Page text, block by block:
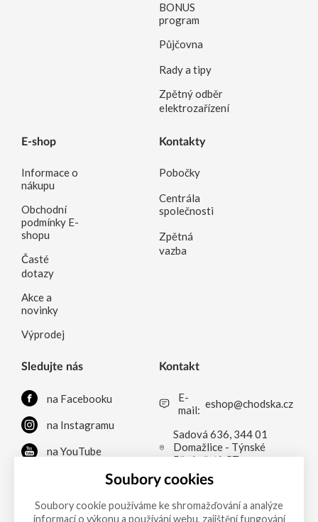
BONUS
program
Půjčovna
Rady a tipy
Zpětný odběr
elektrozařízení
E-shop
Informace o
nákupu
Obchodní
podmínky E-
shopu
Časté
dotazy
Akce a
novinky
Výprodej
Kontakty
Pobočky
Centrála
společnosti
Zpětná
vazba
Sledujte nás
na Facebooku
na Instagramu
na YouTube
Kontakt
E-
mail: eshop@chodska.cz
Sadová 636, 344 01
Domažlice - Týnské
Předměstí, CZ
Soubory cookies
Soubory cookie používáme ke shromažďování a analýze
informací o výkonu a používání webu, zajištění fungování